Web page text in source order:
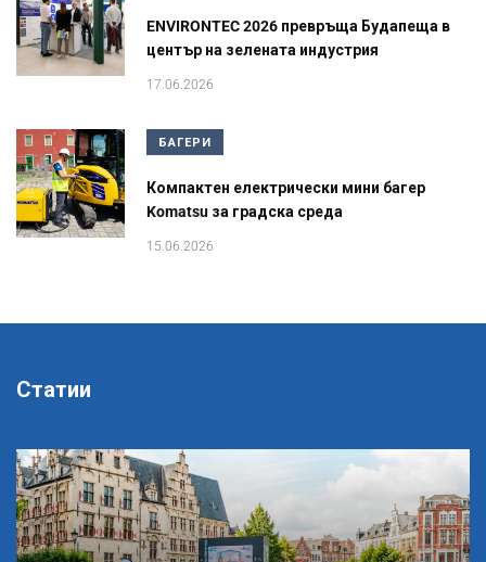
ENVIRONTEC 2026 превръща Будапеща в
център на зелената индустрия
17.06.2026
БАГЕРИ
Компактен електрически мини багер
Komatsu за градска среда
15.06.2026
Статии